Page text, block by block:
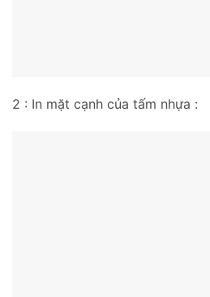
2 : In mặt cạnh của tấm nhựa :